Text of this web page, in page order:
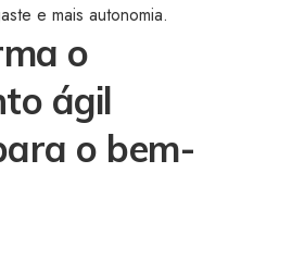
e mais autonomia.
o
ágil
o bem-